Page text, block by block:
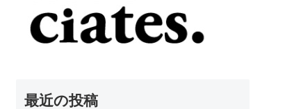
最近の投稿